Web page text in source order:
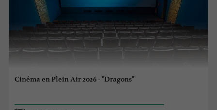
Cinéma en Plein Air 2026 - "Dragons"